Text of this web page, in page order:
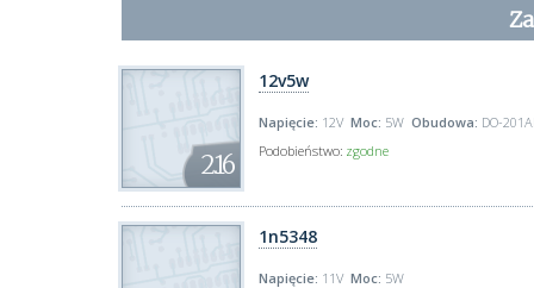
2.16
12v5w
Napięcie: 12V Moc: 5W Obudowa: DO-
Podobieństwo: zgodne
1n5348
Napięcie: 11V Moc: 5W